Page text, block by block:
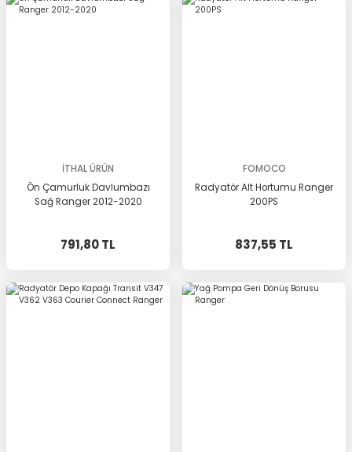
İTHAL ÜRÜN
Ön Çamurluk Davlumbazı
Sağ Ranger 2012-2020
791,80 TL
FOMOCO
Radyatör Alt Hortumu Ranger
200PS
837,55 TL